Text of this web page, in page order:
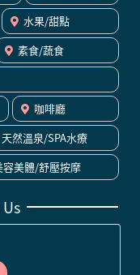
水果/甜點
素食/蔬食
咖啡廳
天然溫泉/SPA水療
容美體/舒壓按摩